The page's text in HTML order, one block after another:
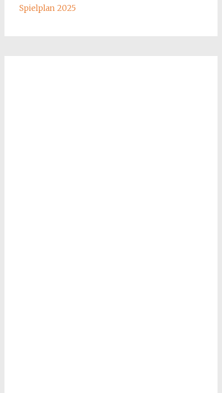
Spielplan 2025